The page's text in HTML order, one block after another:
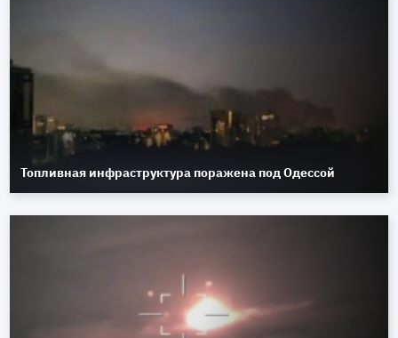
Топливная инфраструктура поражена под Одессой